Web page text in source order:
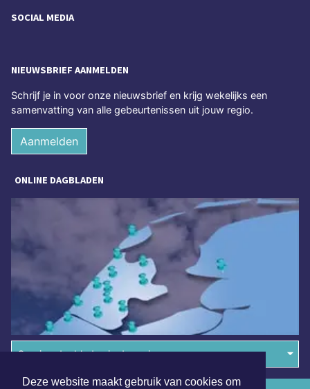
Deze website maakt gebruik van cookies om
SOCIAL MEDIA
NIEUWSBRIEF AANMELDEN
Schrijf je in voor onze nieuwsbrief en krijg wekelijks een
samenvatting van alle gebeurtenissen uit jouw regio.
Aanmelden
ONLINE DAGBLADEN
Overige dagbladen in de regio